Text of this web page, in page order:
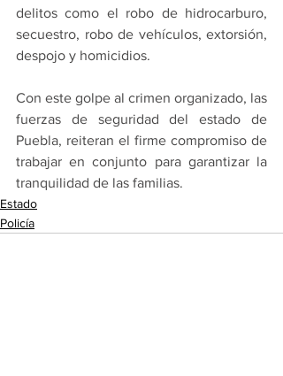
delitos como el robo de hidrocarburo,
secuestro, robo de vehículos, extorsión,
despojo y homicidios.
Con este golpe al crimen organizado, las
fuerzas de seguridad del estado de
Puebla, reiteran el firme compromiso de
trabajar en conjunto para garantizar la
tranquilidad de las familias.
Estado
Policía